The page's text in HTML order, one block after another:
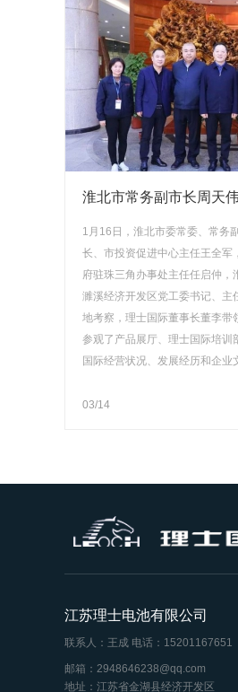
淮北市常务副市长周天
1月16日，淮北市委常委、常务
长、市投资促进中心主任王全军
府驻珠三角办事处主任任启仲，
濉溪经济开发区党工委书记、主
地考察，理士国际董事长董李
参观了产品展厅、理士国际培
国际经营状况、发展经历和企业
03/14
江苏理士电池有限公司
联系人：王成 电话：15201167651
邮箱：2948646238@qq.com
地址：江苏省金湖县经济开发区